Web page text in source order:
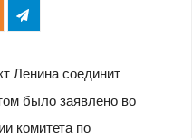
Ленина соединит
было заявлено во
комитета по